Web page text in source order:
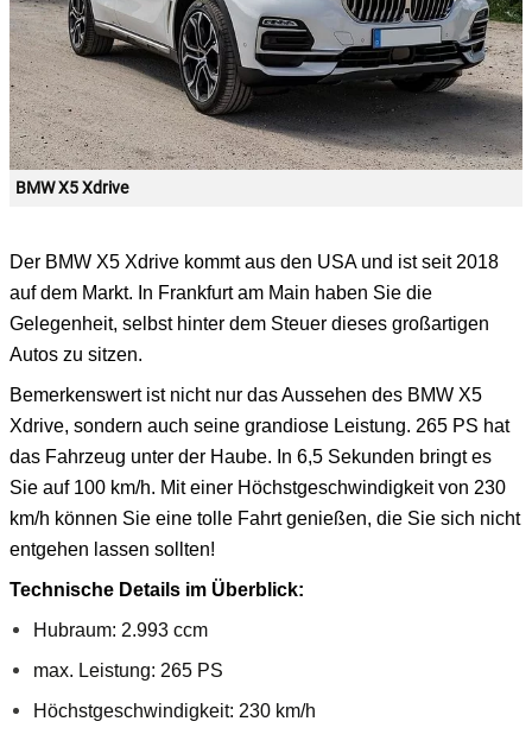
BMW X5 Xdrive
Der BMW X5 Xdrive kommt aus den USA und ist seit 2018
auf dem Markt. In Frankfurt am Main haben Sie die
Gelegenheit, selbst hinter dem Steuer dieses großartigen
Autos zu sitzen.
Bemerkenswert ist nicht nur das Aussehen des BMW X5
Xdrive, sondern auch seine grandiose Leistung. 265 PS hat
das Fahrzeug unter der Haube. In 6,5 Sekunden bringt es
Sie auf 100 km/h. Mit einer Höchstgeschwindigkeit von 230
km/h können Sie eine tolle Fahrt genießen, die Sie sich nicht
entgehen lassen sollten!
Technische Details im Überblick:
Hubraum: 2.993 ccm
max. Leistung: 265 PS
Höchstgeschwindigkeit: 230 km/h